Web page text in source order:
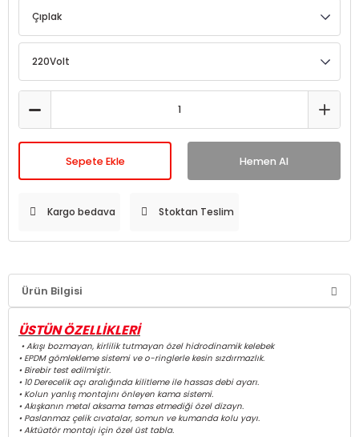
Sepete Ekle Hemen Al
Kargo bedava Stoktan Teslim
Ürün Bilgisi
ÜSTÜN ÖZELLİKLERİ
• Akışı bozmayan, kirlilik tutmayan özel hidrodinamik kelebek
• EPDM gömlekleme sistemi ve o-ringlerle kesin sızdırmazlık.
• Birebir test edilmiştir.
• 10 Derecelik açı aralığında kilitleme ile hassas debi ayarı.
• Kolun yanlış montajını önleyen kama sistemi.
• Akışkanın metal aksama temas etmediği özel dizayn.
• Paslanmaz çelik cıvatalar, somun ve kumanda kolu yayı.
• Aktüatör montajı için özel üst tabla.